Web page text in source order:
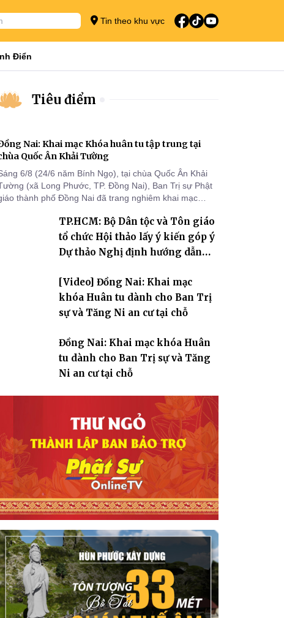
Tin theo khu vực
Điển
Tiêu điểm
Nai: Khai mạc Khóa huân tu tập trung tại
Quốc Ân Khải Tường
6/8 (24/6 năm Bính Ngọ), tại chùa Quốc Ân Khải
(xã Long Phước, TP. Đồng Nai), Ban Trị sự Phật
thành phố Đồng Nai đã trang nghiêm khai mạc
2570 dành cho chư Tăng hành giả an cư tại chỗ khu vực
VII, VIII và trường hạ chùa Quốc Ân Khải Tường.
TP.HCM: Bộ Dân tộc và Tôn giáo
tổ chức Hội thảo lấy ý kiến góp ý
Dự thảo Nghị định hướng dẫn
giáo
[Video] Đồng Nai: Khai mạc
khóa Huân tu dành cho Ban Trị
sự và Tăng Ni an cư tại chỗ
Đồng Nai: Khai mạc khóa Huân
tu dành cho Ban Trị sự và Tăng
Ni an cư tại chỗ